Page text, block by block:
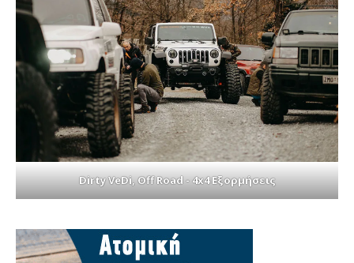
Dirty VeDi, Off Road - 4x4 Εξορμήσεις